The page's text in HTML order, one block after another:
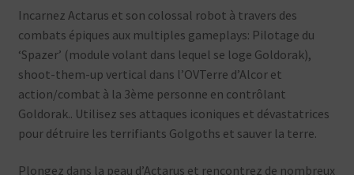
Incarnez Actarus et son colossal robot à travers des
combats épiques aux multiples gameplays: Pilotage du
‘Spazer’ (module volant dans lequel se loge Goldorak),
shoot-them-up vertical dans l’OVTerre d’Alcor et
action/combat à la 3ème personne en contrôlant
Goldorak.. Utilisez ses attaques iconiques et dévastatrices
pour détruire les terrifiants Golgoths et sauver la terre.
Plongez dans la peau d’Actarus et rencontrez de nombreux